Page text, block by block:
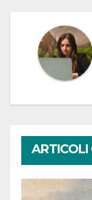
ARTICOLI